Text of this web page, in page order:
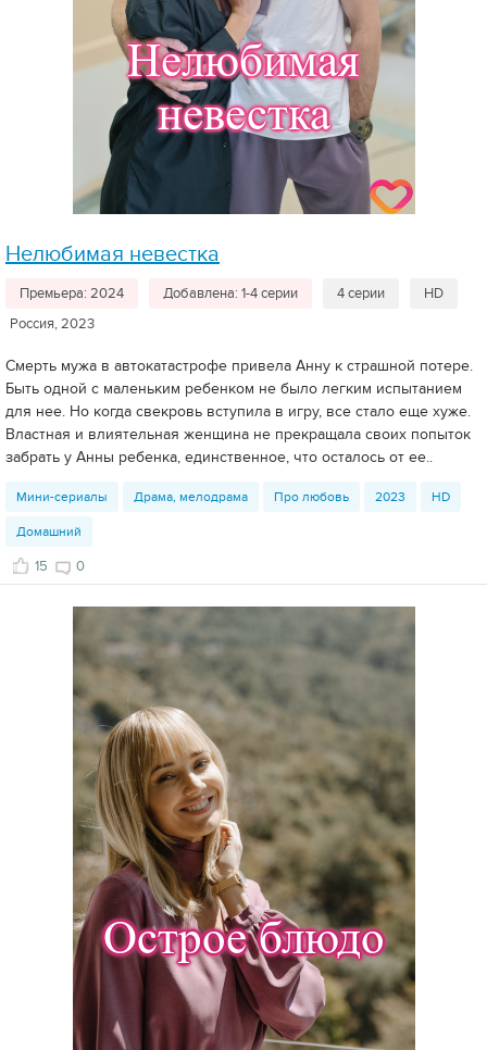
Нелюбимая невестка
Премьера: 2024 Добавлена: 1-4 серии 4 серии
HD
Россия, 2023
Смерть мужа в автокатастрофе привела Анну к страшной потере.
Быть одной с маленьким ребенком не было легким испытанием
для нее. Но когда свекровь вступила в игру, все стало еще хуже.
Властная и влиятельная женщина не прекращала своих попыток
забрать у Анны ребенка, единственное, что осталось от ее..
Мини-сериалы Драма, мелодрама Про любовь 2023 HD
Домашний
15 0